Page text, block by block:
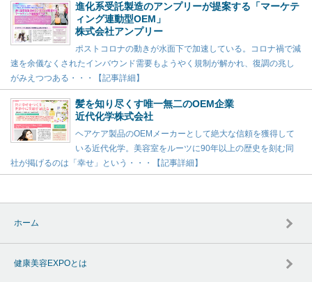
進化系受託製造のアンプリーが提案する「マーケテ
ィング連動型OEM」
株式会社アンプリー
ポストコロナの動きが水面下で加速している。コロナ禍で減
速を余儀なくされたインバウンド需要もようやく規制が解かれ、復調の兆し
がみえつつある・・・【記事詳細】
髪を知り尽くす唯一無二のOEM企業
近代化学株式会社
ヘアケア製品のOEMメーカーとして絶大な信頼を獲得して
いる近代化学。美容室をルーツに90年以上の歴史を刻む同
社が掲げるのは「幸せ」という・・・【記事詳細】
ホーム
健康美容EXPOとは